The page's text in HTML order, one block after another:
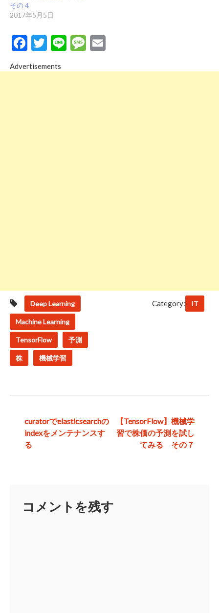
その４
2017年5月5日
Facebook
Twitter
LineMessage
Advertisements
Deep Learning
Machine Learning
TensorFlow 予測
株 機械学習
Category: IT
curatorでelasticsearchの
indexをメンテナンスす
る
【TensorFlow】機械学
習で株価の予測を試し
てみる その７
コメントを残す